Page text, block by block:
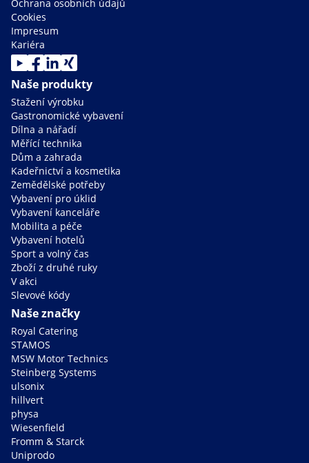
Ochrana osobních údajů
Cookies
Impresum
Kariéra
Naše produkty
Stažení výrobku
Gastronomické vybavení
Dílna a nářadí
Měřící technika
Dům a zahrada
Kadeřnictví a kosmetika
Zemědělské potřeby
Vybavení pro úklid
Vybavení kanceláře
Mobilita a péče
Vybavení hotelů
Sport a volný čas
Zboží z druhé ruky
V akci
Slevové kódy
Naše značky
Royal Catering
STAMOS
MSW Motor Technics
Steinberg Systems
ulsonix
hillvert
physa
Wiesenfield
Fromm & Starck
Uniprodo